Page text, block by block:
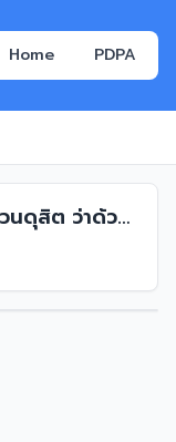
Home PDPA
นดุสิต ว่าด้วย